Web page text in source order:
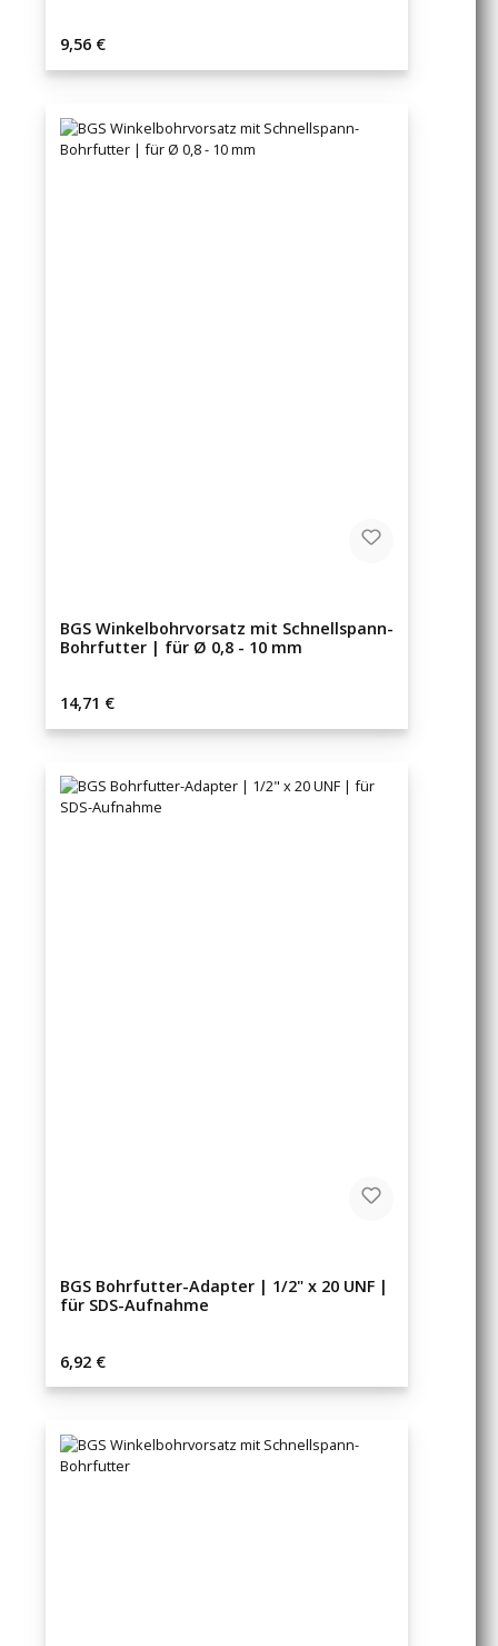
Regulärer Preis:
9,56 €
BGS Winkelbohrvorsatz mit Schnellspann-
Bohrfutter | für Ø 0,8 - 10 mm
Regulärer Preis:
14,71 €
BGS Bohrfutter-Adapter | 1/2" x 20 UNF |
für SDS-Aufnahme
Regulärer Preis:
6,92 €